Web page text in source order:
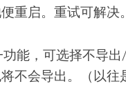
重启。重试可解决。
能，可选择不导
不会导出。（以往